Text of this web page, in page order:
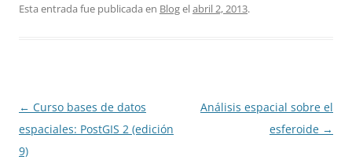
Esta entrada fue publicada en Blogelabril 2, 2013.
Navegación
de
entradas
← Curso bases de datos
espaciales: PostGIS 2 (edición
9)
Análisis espacial sobre el
esferoide →